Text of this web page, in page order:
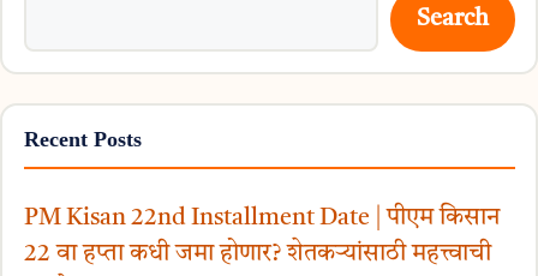
Search
Recent Posts
PM Kisan 22nd Installment Date | पीएम किसान
22 वा हप्ता कधी जमा होणार? शेतकऱ्यांसाठी महत्त्वाची